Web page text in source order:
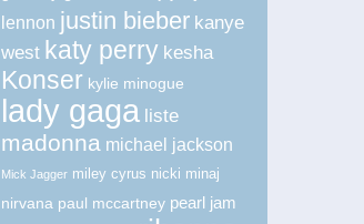
lennon justin bieber kanye
west katy perry kesha
Konser kylie minogue
lady gaga liste
madonna michael jackson
Mick Jagger miley cyrus nicki minaj
nirvana paul mccartney pearl jam